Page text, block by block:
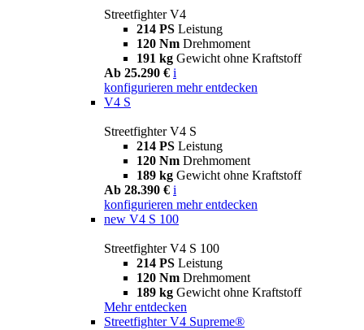
Streetfighter V4
214 PS Leistung
120 Nm Drehmoment
191 kg Gewicht ohne Kraftstoff
Ab 25.290 € i
konfigurieren mehr entdecken
V4 S
Streetfighter V4 S
214 PS Leistung
120 Nm Drehmoment
189 kg Gewicht ohne Kraftstoff
Ab 28.390 € i
konfigurieren mehr entdecken
new V4 S 100
Streetfighter V4 S 100
214 PS Leistung
120 Nm Drehmoment
189 kg Gewicht ohne Kraftstoff
Mehr entdecken
Streetfighter V4 Supreme®